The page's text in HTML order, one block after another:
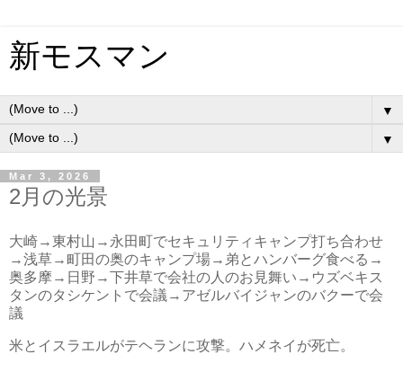
新モスマン
▼
▼
Mar 3, 2026
2月の光景
大崎→東村山→永田町でセキュリティキャンプ打ち合わせ
→浅草→町田の奥のキャンプ場→弟とハンバーグ食べる→
奥多摩→日野→下井草で会社の人のお見舞い→ウズベキス
タンのタシケントで会議→アゼルバイジャンのバクーで会
議
米とイスラエルがテヘランに攻撃。ハメネイが死亡。